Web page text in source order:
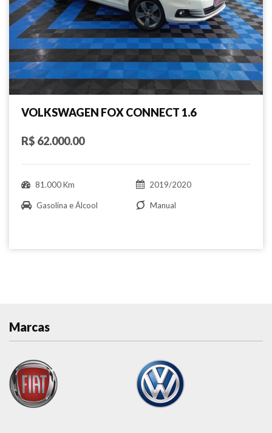
VOLKSWAGEN FOX CONNECT 1.6
R$ 62.000.00
81.000 Km 2019/2020
Gasolina e Álcool Manual
Marcas